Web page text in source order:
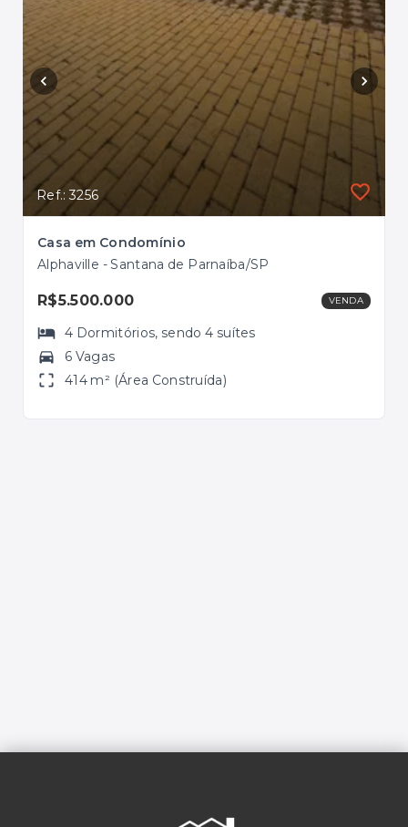
Ref.: 3256
Casa em Condomínio
Alphaville - Santana de Parnaíba/SP
R$5.500.000 VENDA
4 Dormitórios, sendo4 suítes
6 Vagas
414 m² (Área Construída)